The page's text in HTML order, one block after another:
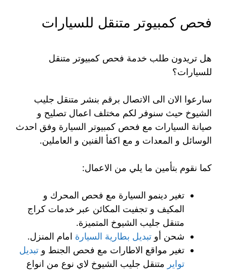
فحص كمبيوتر متنقل للسيارات
هل تريدون طلب خدمة فحص كمبيوتر متنقل
للسيارات؟
سارعوا الان الى الاتصال برقم بنشر متنقل جليب
الشيوخ حيث سنوفر لكم مختلف اعمال تصليح و
صيانة السيارات مع فحص كمبيوتر السيارة وفق احدث
الوسائل و المعدات و مع اكفأ الفنين و العاملين.
كما نقوم بتأمين ما يلي من الاعمال:
تغير دينمو السيارة مع فحص المحرك و
المكيف و تجفيت المكائن عبر خدمات كراج
متنقل جليب الشيوخ المتميزة.
شحن أو تبديل بطارية السيارة امام المنزل.
تغير مواقع الاطارات مع فحص الجنط و تبديل
تواير متنقل جليب الشيوخ لاي نوع من انواع